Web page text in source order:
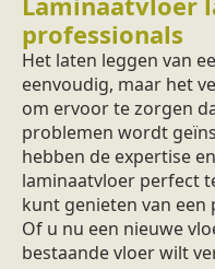
professionals
Het laten leggen van
eenvoudig, maar het
om ervoor te zorgen
problemen wordt
hebben de expertise
laminaatvloer perfect
kunt genieten van een
Of u nu een nieuwe
bestaande vloer wilt